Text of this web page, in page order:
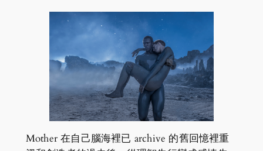
Mother 在自己腦海裡已 archive 的舊回憶裡重